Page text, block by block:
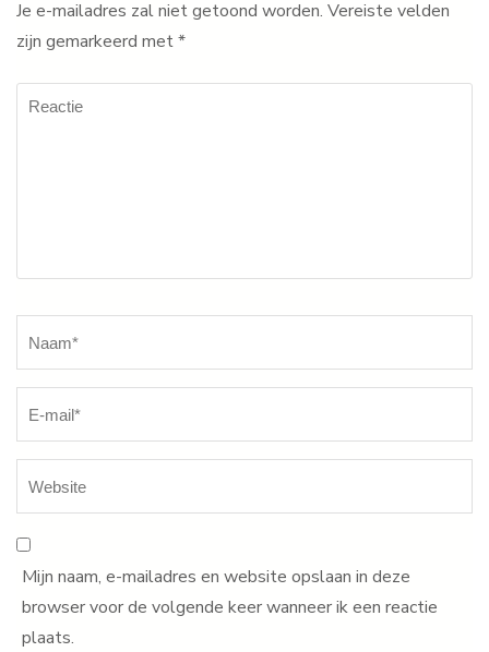
Je e-mailadres zal niet getoond worden. Vereiste velden
zijn gemarkeerd met*
Reactie
Mijn naam, e-mailadres en website opslaan in deze
browser voor de volgende keer wanneer ik een reactie
plaats.